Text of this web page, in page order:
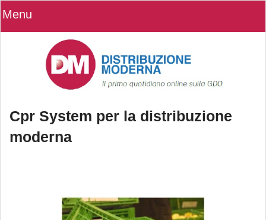
Menu
Cpr System per la distribuzione
moderna